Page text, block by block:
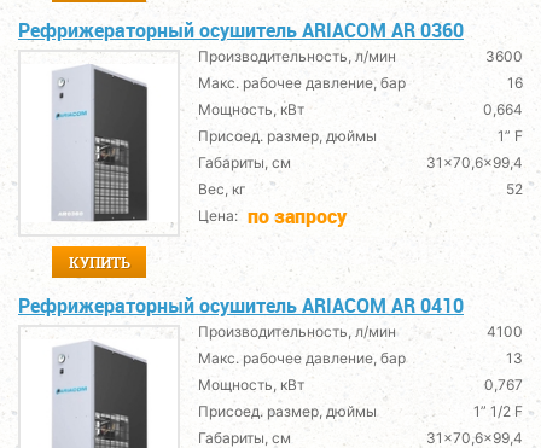
Рефрижераторный осушитель ARIACOM AR 0360
КУПИТЬ
Производительность, л/мин
3600
Макс. рабочее давление, бар
16
Мощность, кВт
0,664
Присоед. размер, дюймы
1” F
Габариты, см
31x70,6x99,4
Вес, кг
52
Цена: по запросу
Рефрижераторный осушитель ARIACOM AR 0410
Производительность, л/мин
4100
Макс. рабочее давление, бар
13
Мощность, кВт
0,767
Присоед. размер, дюймы
1” 1/2 F
Габариты, см
31x70,6x99,4